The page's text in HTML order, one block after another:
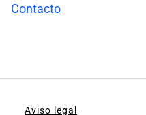
Contacto
Aviso legal